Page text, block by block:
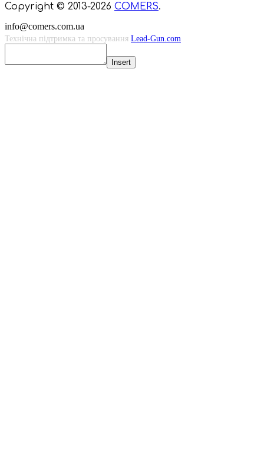
Copyright © 2013-2026 COMERS.
info@comers.com.ua
Технічна підтримка та просування Lead-Gun.com
Insert